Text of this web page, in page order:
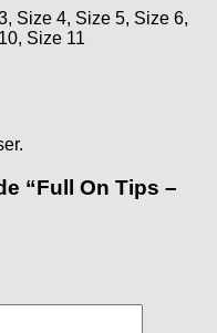
Size 4, Size 5, Size 6,
Size 11
“Full On Tips –